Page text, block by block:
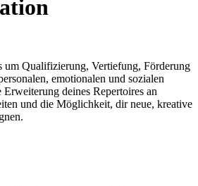
um Qualifizierung, Vertiefung, Förderung
emotionalen und sozialen
deines Repertoires an
und die Möglichkeit, dir neue, kreative